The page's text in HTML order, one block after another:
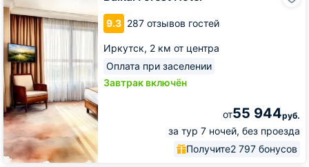
9.3 287 отзывов гостей
Иркутск, 2 км от центра
Оплата при заселении
Завтрак включён
от55 944руб.
за тур 7 ночей, без проезда
Получите2 797 бонусов
Hotel